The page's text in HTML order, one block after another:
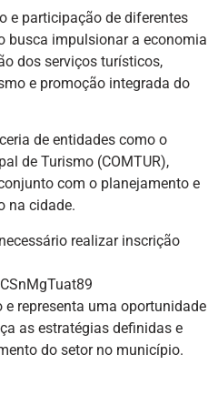
e participação de diferentes
busca impulsionar a economia
dos serviços turísticos,
e promoção integrada do
de entidades como o
de Turismo (COMTUR),
com o planejamento e
na cidade.
realizar inscrição
e representa uma oportunidade
as estratégias definidas e
do setor no município.